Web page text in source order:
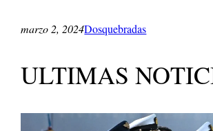
marzo 2, 2024Dosquebradas
ULTIMAS